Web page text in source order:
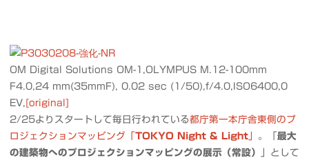
OM Digital Solutions OM-1,OLYMPUS M.12-100mm
F4.0,24 mm(35mmF), 0.02 sec (1/50),f/4.0,ISO6400,0
EV, [original]
2/25よりスタートして毎日行われている都庁第一本庁舎東側のプ
ロジェクションマッピング「 TOKYO Night & Light」 。「 最大
の建築物へのプロジェクションマッピングの展示（常設）
」として